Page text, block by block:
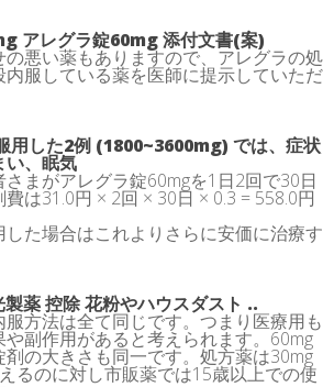
アレグラ錠60mg 添付文書(案)
悪い薬もありますので、アレグラの処
服している薬を医師に提示していただ
用した2例 (1800~3600mg) では、症状
い、眠気
まがアレグラ錠60mgを1日2回で30日
は31.0円 × 2回 × 30日 × 0.3 = 558.0円
た場合はこれよりさらに安価に治療す
薬 控除 花粉やハウスダスト ..
方法は全て同じです。つまり医療用も
副作用があると考えられます。60mg
の大きさも同一です。処方薬は30mg
るのに対し市販薬では15歳以上での使